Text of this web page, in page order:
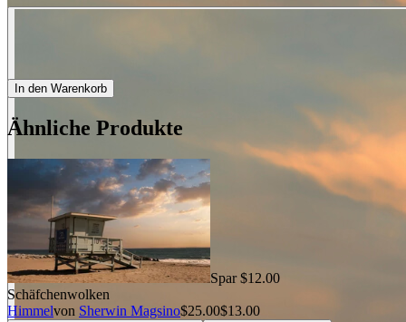
In den Warenkorb
Ähnliche Produkte
Spar $12.00
Schäfchenwolken
Himmelvon Sherwin Magsino$25.00$13.00